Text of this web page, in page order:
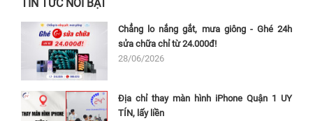
TIN TỨC NỔI BẬT
Chẳng lo nắng gắt, mưa giông - Ghé 24h
sửa chữa chỉ từ 24.000đ!
28/06/2026
Địa chỉ thay màn hình iPhone Quận 1 UY
TÍN, lấy liền